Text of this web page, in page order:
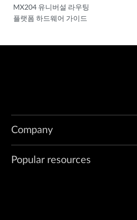
MX204 유니버설 라우팅
플랫폼 하드웨어 가이드
Company
Popular resources